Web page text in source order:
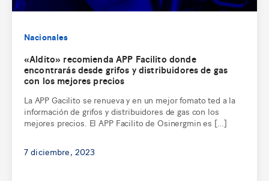
Nacionales
«Aldito» recomienda APP Facilito donde
encontrarás desde grifos y distribuidores de gas
con los mejores precios
La APP Gacilito se renueva y en un mejor fomato ted a la
información de grifos y distribuidores de gas con los
mejores precios. El APP Facilito de Osinergmin es […]
7 diciembre, 2023